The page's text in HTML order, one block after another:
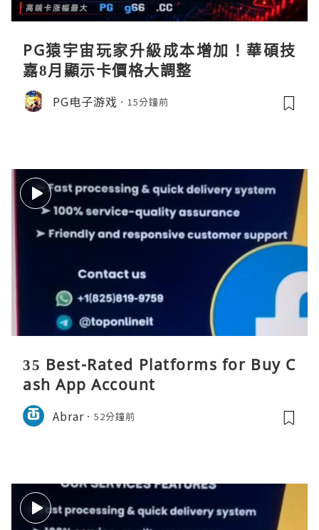
PG猿宇宙玩家升級成本增加！華碩技
嘉8月顯示卡價格大調整
PG电子游戏 15分鐘前
35 Best-Rated Platforms for Buy C
ash App Account
Abrar 52分鐘前